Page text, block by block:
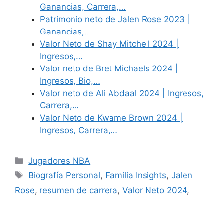
Ganancias, Carrera,…
Patrimonio neto de Jalen Rose 2023 |
Ganancias,…
Valor Neto de Shay Mitchell 2024 |
Ingresos,…
Valor neto de Bret Michaels 2024 |
Ingresos, Bio,…
Valor neto de Ali Abdaal 2024 | Ingresos,
Carrera,…
Valor Neto de Kwame Brown 2024 |
Ingresos, Carrera,…
Categories
Jugadores NBA
Tags
Biografía Personal, Familia Insights,Jalen
Rose, resumen de carrera, Valor Neto 2024,